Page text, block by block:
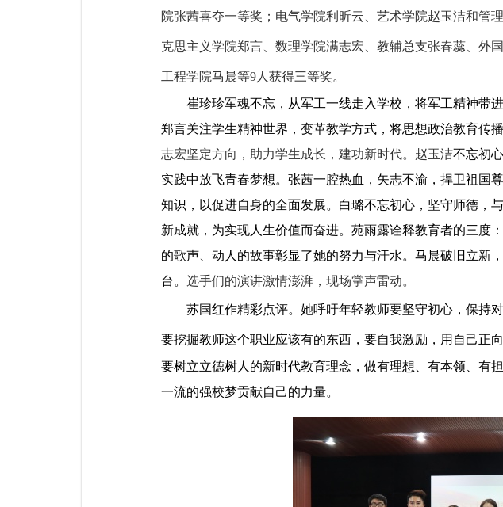
院张茜喜夺一等奖；电气学院利昕云、艺术学院赵玉洁和管
克思主义学院郑言、数理学院满志宏、教辅总支张春蕊、外
工程学院马晨等9 人获得三等奖。
崔珍珍军魂不忘，从军工一线走入学校，将军工精神带
郑言关注学生精神世界，变革教学方式，将思想政治教育传
志宏坚定方向，助力学生成长，建功新时代。赵玉洁不忘初
实践中放飞青春梦想。张茜一腔热血，矢志不渝，捍卫祖国
知识，以促进自身的全面发展。白璐不忘初心，坚守师德，
新成就，为实现人生价值而奋进。苑雨露诠释教育者的三度
的歌声、动人的故事彰显了她的努力与汗水。马晨破旧立新
台。 选手们的演讲激情澎湃，现场掌声雷动。
苏国红作精彩点评。她呼吁年轻教师要坚守初心，保持
要挖掘教师这个职业应该有的东西，要自我激励，用自己正
要树立立德树人的新时代教育理念，做有理想、有本领、有
一流的强校梦贡献自己的力量。